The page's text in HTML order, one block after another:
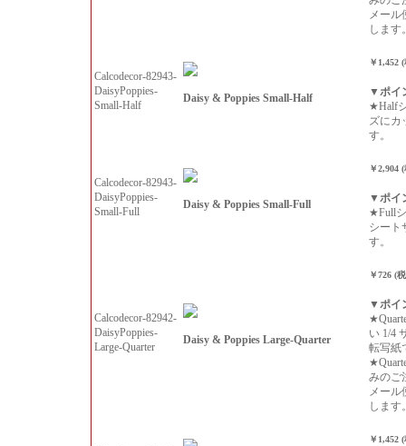
メール
します
Calcodecor-82943-
DaisyPoppies-
Small-Half
Daisy & Poppies Small-Half
￥1,452
▼ポイ
★Half
ズにカ
す。
Calcodecor-82943-
DaisyPoppies-
Small-Full
Daisy & Poppies Small-Full
￥2,904
▼ポイ
★Full
シート
す。
Calcodecor-82942-
DaisyPoppies-
Large-Quarter
Daisy & Poppies Large-Quarter
￥726 (
▼ポイ
い 1/4
転写紙
みのご
メール
します
￥1,452